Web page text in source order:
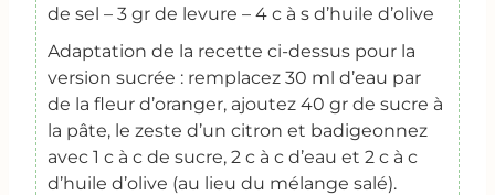
de sel – 3 gr de levure – 4 c à s d’huile d’olive
Adaptation de la recette ci-dessus pour la
version sucrée : remplacez 30 ml d’eau par
de la fleur d’oranger, ajoutez 40 gr de sucre à
la pâte, le zeste d’un citron et badigeonnez
avec 1 c à c de sucre, 2 c à c d’eau et 2 c à c
d’huile d’olive (au lieu du mélange salé).